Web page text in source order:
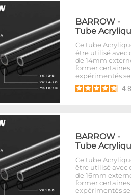
BARROW -
Tube
Ce tube
être utilisé avec
de 14mm
former
expérimentés
4.8
BARROW -
Tube
Ce tube
être utilisé avec
de 16mm
former
expérimentés